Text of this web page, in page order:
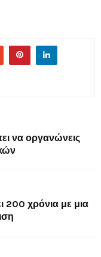
να οργανώνεις
200 χρόνια με μια